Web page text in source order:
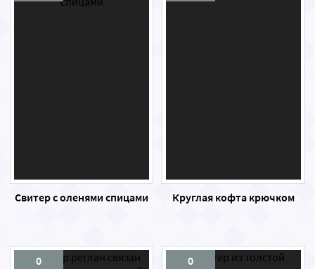
Свитер с оленями спицами Круглая кофта крючком
0 0